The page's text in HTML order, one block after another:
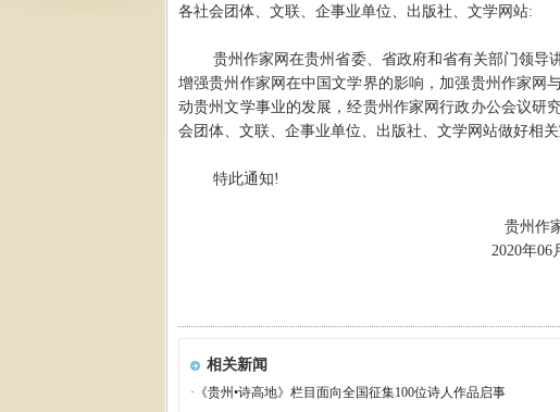
各社会团体、文联、企事业单位、出版社、文学网站:
贵州作家网在贵州省委、省政府和省有关部门领
增强贵州作家网在中国文学界的影响，加强贵州作家网
动贵州文学事业的发展，经贵州作家网行政办公会议研
会团体、文联、企事业单位、出版社、文学网站做好相关
特此通知!
贵州作家
2020年06月22
相关新闻
· 《贵州•诗高地》栏目面向全国征集100位诗人作品启事